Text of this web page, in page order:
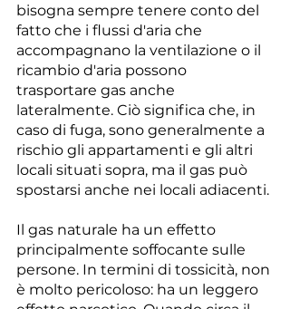
bisogna sempre tenere conto del
fatto che i flussi d'aria che
accompagnano la ventilazione o il
ricambio d'aria possono
trasportare gas anche
lateralmente. Ciò significa che, in
caso di fuga, sono generalmente a
rischio gli appartamenti e gli altri
locali situati sopra, ma il gas può
spostarsi anche nei locali adiacenti.
Il gas naturale ha un effetto
principalmente soffocante sulle
persone. In termini di tossicità, non
è molto pericoloso: ha un leggero